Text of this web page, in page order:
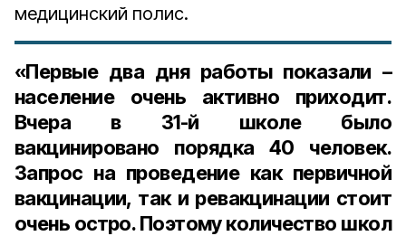
медицинский полис.
«Первые два дня работы показали –
население очень активно приходит.
Вчера в 31-й школе было
вакцинировано порядка 40 человек.
Запрос на проведение как первичной
вакцинации, так и ревакцинации стоит
очень остро. Поэтому количество школ